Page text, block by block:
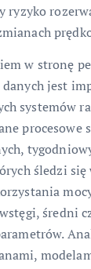
ryzyko
w stronę
jest
systemów
procesowe
śledzi
średni